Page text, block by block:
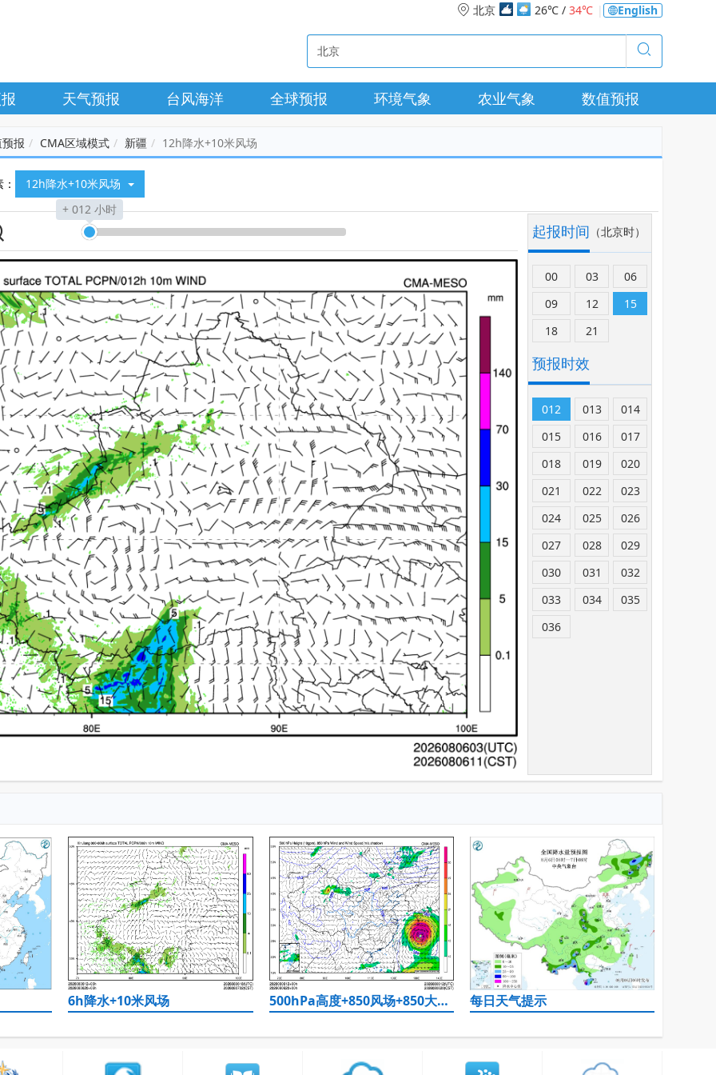
北京 26℃ / 34℃ English
天气预报 台风海洋 全球预报 环境气象 农业气象 数值预报
报 CMA区域模式 新疆 12h降水+10米风场
12h降水+10米风场
+ 012 小时
起报时间 （北京时）
00 03
06
09
12
15
18
21
预报时效
012 013
014
015
016
017
018
019
020
021
022
023
024
025
026
027
028
029
030
031
032
033
034
035
036
6h降水+10米风场 500hPa高度+850风场+850大风速（大于等于12） 每日天气提示